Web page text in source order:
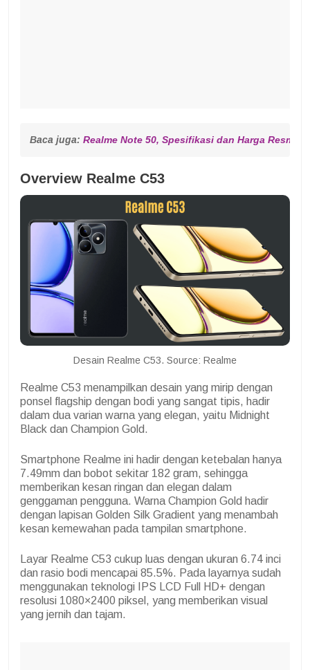
Baca juga: Realme Note 50, Spesifikasi dan Harga
Overview Realme C53
Desain Realme C53. Source: Realme
Realme C53 menampilkan desain yang mirip dengan
ponsel flagship dengan bodi yang sangat tipis, hadir
dalam dua varian warna yang elegan, yaitu Midnight
Black dan Champion Gold.
Smartphone Realme ini hadir dengan ketebalan hanya
7.49mm dan bobot sekitar 182 gram, sehingga
memberikan kesan ringan dan elegan dalam
genggaman pengguna. Warna Champion Gold hadir
dengan lapisan Golden Silk Gradient yang menambah
kesan kemewahan pada tampilan smartphone.
Layar Realme C53 cukup luas dengan ukuran 6.74 inci
dan rasio bodi mencapai 85.5%. Pada layarnya sudah
menggunakan teknologi IPS LCD Full HD+ dengan
resolusi 1080×2400 piksel, yang memberikan visual
yang jernih dan tajam.